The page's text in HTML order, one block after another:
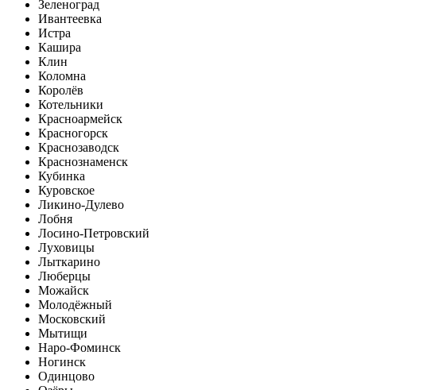
Зеленоград
Ивантеевка
Истра
Кашира
Клин
Коломна
Королёв
Котельники
Красноармейск
Красногорск
Краснозаводск
Краснознаменск
Кубинка
Куровское
Ликино-Дулево
Лобня
Лосино-Петровский
Луховицы
Лыткарино
Люберцы
Можайск
Молодёжный
Московский
Мытищи
Наро-Фоминск
Ногинск
Одинцово